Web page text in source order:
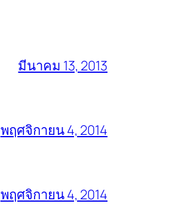
มีนาคม 13, 2013
พฤศจิกายน 4, 2014
พฤศจิกายน 4, 2014